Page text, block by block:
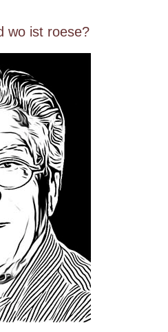
wo ist roese?